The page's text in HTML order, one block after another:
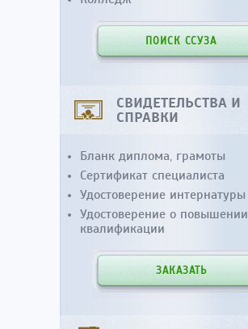
ПОИСК ССУЗА
СВИДЕТЕЛЬСТВА И
СПРАВКИ
Бланк диплома, грамоты
Сертификат специалиста
Удостоверение интернатуры
Удостоверение о повышении
квалификации
ЗАКАЗАТЬ